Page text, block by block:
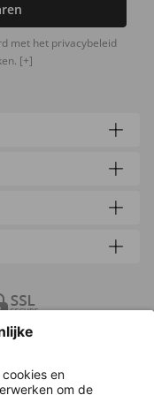
met het privacybeleid
[+]